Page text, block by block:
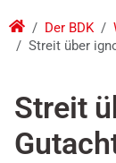
Der BDK
Streit über
Streit